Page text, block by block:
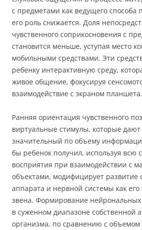
с предметами как ведущего способа
его роль снижается. Доля
чувственного соприкосновения с
становится меньше, уступая место
мобильными средствами. Эти
ребенку интерактивную среду,
живое общение, фокусируя
взаимодействие с экраном планшета.
Ранняя ориентация чувственного
виртуальные стимулы, которые
значительный по объему
бы ребенок получил, используя всю
восприятия при взаимодействии с
объектами, модифицирует развитие
аппарата и нервной системы как его
звена. Формирование нейрональных
в суженном диапазоне собственной
организма, по сравнению с объемом